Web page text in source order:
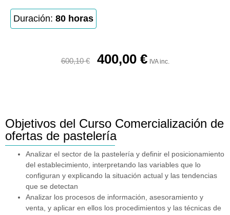
Duración: 80 horas
600,10€ 400,00 € IVA inc.
Objetivos del Curso Comercialización de
ofertas de pastelería
Analizar el sector de la pastelería y definir el posicionamiento
del establecimiento, interpretando las variables que lo
configuran y explicando la situación actual y las tendencias
que se detectan
Analizar los procesos de información, asesoramiento y
venta, y aplicar en ellos los procedimientos y las técnicas de